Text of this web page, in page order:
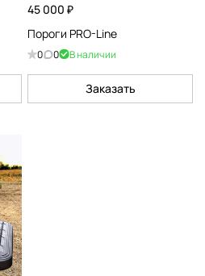
45 000 ₽
Пороги PRO-Line
0 0 В наличии
Заказать